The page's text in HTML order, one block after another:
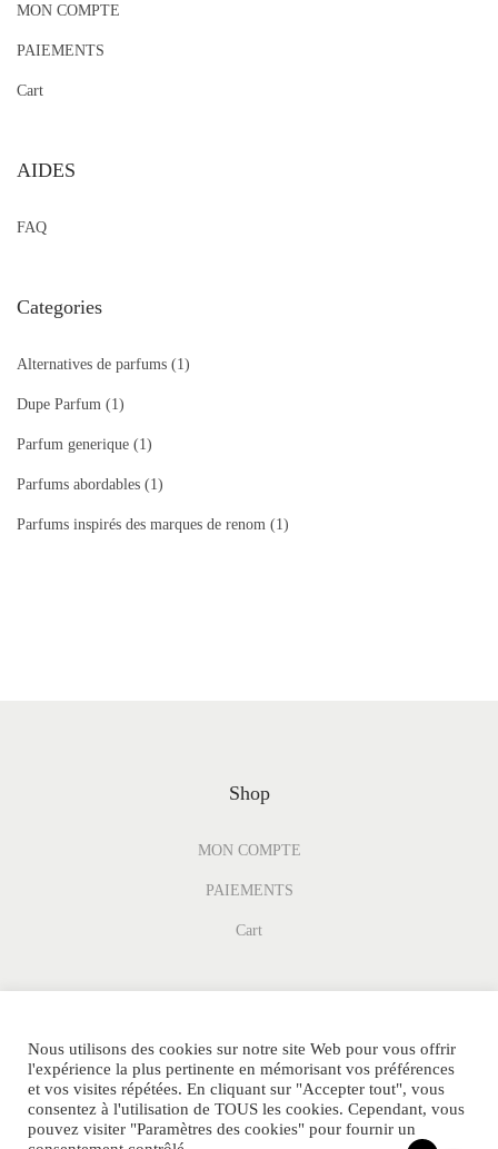
MON COMPTE
PAIEMENTS
Cart
AIDES
FAQ
Categories
Alternatives de parfums (1)
Dupe Parfum (1)
Parfum generique (1)
Parfums abordables (1)
Parfums inspirés des marques de renom (1)
Shop
MON COMPTE
PAIEMENTS
Cart
Nous utilisons des cookies sur notre site Web pour vous offrir
l'expérience la plus pertinente en mémorisant vos préférences
et vos visites répétées. En cliquant sur "Accepter tout", vous
consentez à l'utilisation de TOUS les cookies. Cependant, vous
pouvez visiter "Paramètres des cookies" pour fournir un